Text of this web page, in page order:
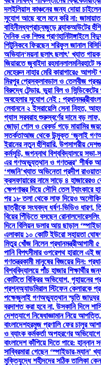
দলইলিয়াস কাঞ্চনের জন্য দোয়া
সুযোগ আছে বলে মনে করি না:
বাহিনীমধ্যপ্রাচ্যজুড়ে ব্ল্যাকআউটের
দৈনিক এক শিশুর প্রাণহানিটাঙ্গাইলে
পিটুনিকবে ফিরছেন শরিফুল জানাল
অভিযান‘ময়না ছলাৎ ছলাৎ’ খ্যাত
জিয়ারতে জুবাইদা রহমানলালমনিরহাটে
মেহেরুন নাহার মেরি কারাগারে৫ আগস্ট
মিরপুর প্রেসক্লাবডাল ও তেলবীজ
বিরুদ্ধে টেন্ডার, ভুয়া বিল ও
অবহেলার সুযোগ নেই : প্রধানমন্ত্রী
লেবাননে ২ ইসরায়েলি সেনা নিহত,
গ্যাস সরবরাহ শুরুস্বর্ণের দামে বড়
জোড়া গোল ও রেকর্ড গড়ে মায়ামির জয়
সতর্কতাআজ থেকে উন্মুক্ত ‘জুলাই
ইরানের নতুন হুঁশিয়ারি, উপসাগরীয়
কর্মসূচি, জগন্নাথ বিশ্ববিদ্যালয়ে সভা-
এর গণঅভ্যুত্থান ও গণতন্ত্র’ শীর্ষক
‘গজনি’খ্যাত অভিনেতা প্রদীপ রাওয়াত
ক্রসফায়ারের নামে সাড়ে ৪ হাজারেরও
ক্ষেপণাস্ত্র দিয়ে সৌদি তেল ট্যাংকারে
পর ১৮ তলা থেকে লাফ দিয়েও
ছাত্রীকে সংঘবদ্ধ ধর্ষণ-ভিডিও ধারণ,
বিয়ের পিঁড়িতে বসছেন রোনালদো
দিনে বিলিয়ন ডলার আয় ছাড়াল
এলাকায় ১০ কোটি ইউরো সহায়তা
মিতুর খোঁজ নিলেন প্রধানমন্ত্রীআগামী ৫
পানি বিপৎসীমার ওপরেপথ হারালে এই
গণতন্ত্রকামী মানুষের বিজয়ের দিন:
বিশ্ববিদ্যালয়ে পাঁচ হাজার শিক্ষার্থীর
কোটিতে বিক্রির অভিযোগ, গৃহায়নের
প্রশ্নঅ্যাডমিরাল স্টিফেন কেলারকে
পক্ষেজুলাই গণঅভ্যুত্থান স্মৃতি জাদুঘর
বরদাশত করা হবে না, উসকানি দিলে
দেশত্যাগে নিষেধাজ্ঞামান নিয়ে আপত্তি,
বাংলাদেশহরমুজ প্রণালি ফের চালুর
ও ব্যাংক কর্মকর্তা অপহরণের
বাংলাদেশ কাঁপিয়ে দিতে পারে: হান্নান
সাব্বিরমারা গেছেন ‘স্পাইডার-ম্যান’
মুক্তিযুদ্ধে শহীদদের সঠিক তালিকা